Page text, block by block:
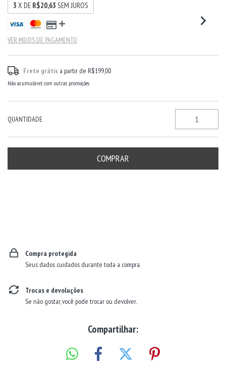
3 X DE R$20,63 SEM JUROS
VER MEIOS DE PAGAMENTO
Frete grátis a partir de R$199,00
Não acumulável com outras promoções
QUANTIDADE
Compra protegida
Seus dados cuidados durante toda a compra.
Trocas e devoluções
Se não gostar, você pode trocar ou devolver.
Compartilhar: